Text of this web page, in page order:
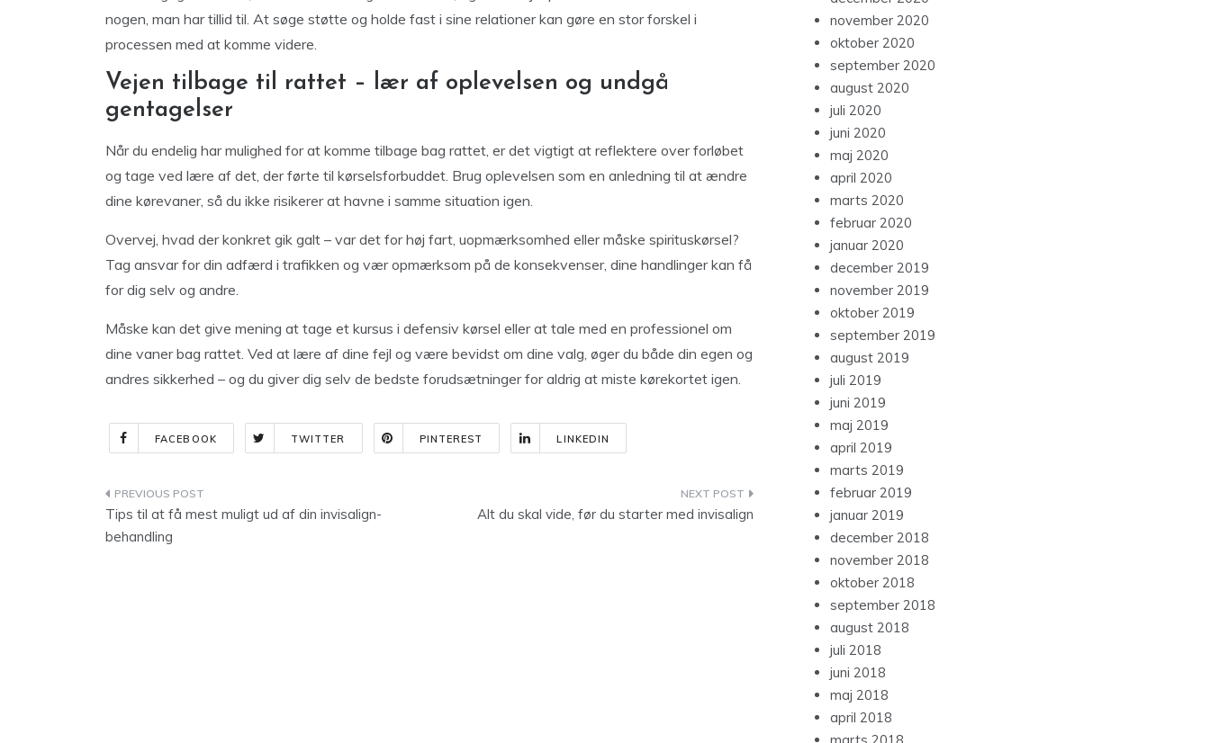
nogen, man har tillid til. At søge støtte og holde fast i sine relationer kan gøre en stor forskel i
processen med at komme videre.
Vejen tilbage til rattet – lær af oplevelsen og undgå
gentagelser
Når du endelig har mulighed for at komme tilbage bag rattet, er det vigtigt at reflektere over forløbet
og tage ved lære af det, der førte til kørselsforbuddet. Brug oplevelsen som en anledning til at ændre
dine kørevaner, så du ikke risikerer at havne i samme situation igen.
Overvej, hvad der konkret gik galt – var det for høj fart, uopmærksomhed eller måske spirituskørsel?
Tag ansvar for din adfærd i trafikken og vær opmærksom på de konsekvenser, dine handlinger kan få
for dig selv og andre.
Måske kan det give mening at tage et kursus i defensiv kørsel eller at tale med en professionel om
dine vaner bag rattet. Ved at lære af dine fejl og være bevidst om dine valg, øger du både din egen og
andres sikkerhed – og du giver dig selv de bedste forudsætninger for aldrig at miste kørekortet igen.
FACEBOOK TWITTER PINTEREST LINKEDIN
Indlægsnavigation
Tips til at få mest muligt ud af din invisalign-
behandling
Alt du skal vide, før du starter med invisalign
november 2020
oktober 2020
september 2020
august 2020
juli 2020
juni 2020
maj 2020
april 2020
marts 2020
februar 2020
januar 2020
december 2019
november 2019
oktober 2019
september 2019
august 2019
juli 2019
juni 2019
maj 2019
april 2019
marts 2019
februar 2019
januar 2019
december 2018
november 2018
oktober 2018
september 2018
august 2018
juli 2018
juni 2018
maj 2018
april 2018